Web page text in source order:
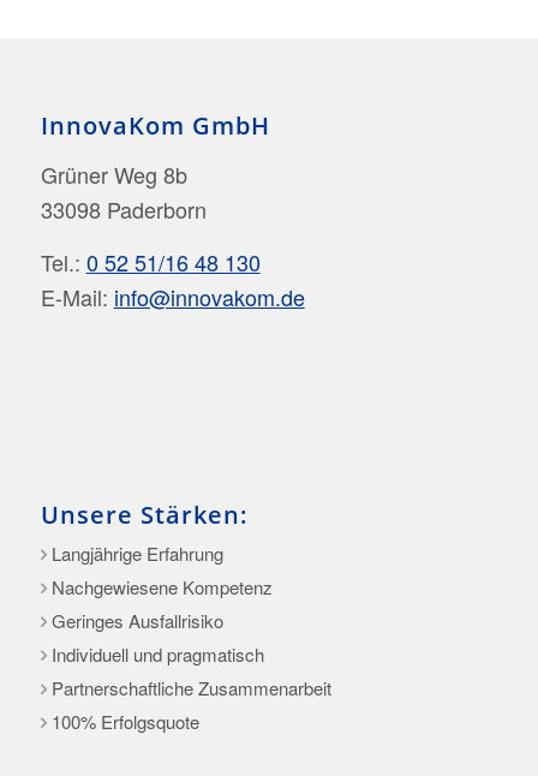
InnovaKom GmbH
Grüner Weg 8b
33098 Paderborn
Tel.: 0 52 51/16 48 130
E-Mail: info@innovakom.de
Unsere Stärken:
Langjährige Erfahrung
Nachgewiesene Kompetenz
Geringes Ausfallrisiko
Individuell und pragmatisch
Partnerschaftliche Zusammenarbeit
100% Erfolgsquote